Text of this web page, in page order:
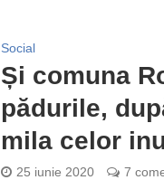
Social
Și comuna
pădurile,
mila celor
25 iunie 2020 7